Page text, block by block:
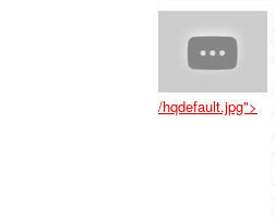
/hqdefault.jpg">